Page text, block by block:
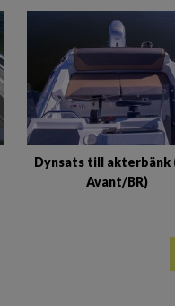
Dynsats till akterbänk
Avant/BR)